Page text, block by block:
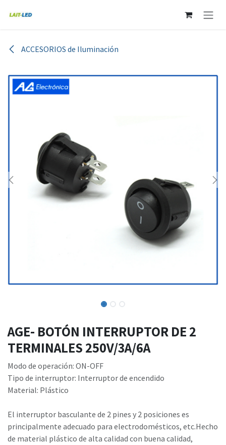
ACCESORIOS de Iluminación
AGE- BOTÓN INTERRUPTOR DE 2
TERMINALES 250V/3A/6A
Modo de operación: ON-OFF
Tipo de interruptor: Interruptor de encendido
Material: Plástico
El interruptor basculante de 2 pines y 2 posiciones es
principalmente adecuado para electrodomésticos, etc.Hecho
de material plástico de alta calidad con buena calidad,